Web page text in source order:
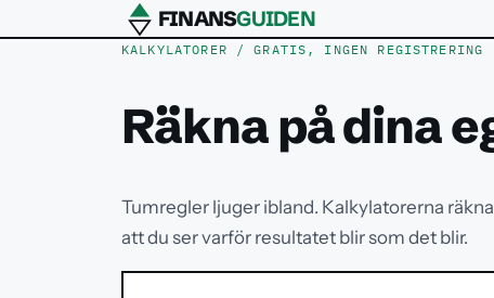
FINANSGUIDEN
KALKYLATORER / GRATIS, INGEN REGISTRERING
Räkna på dina
Tumregler ljuger ibland. Kalkylatorerna
att du ser varför resultatet blir som det blir.